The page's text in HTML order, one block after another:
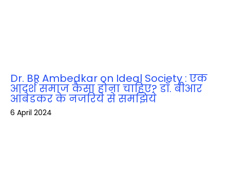
Dr. BR Ambedkar on Ideal Society : एक
आदर्श समाज कैसा होना चाहिए? डॉ. बीआर
आंबेडकर के नजरिये से समझिये
6 April 2024